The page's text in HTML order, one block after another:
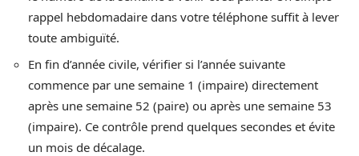
rappel hebdomadaire dans votre téléphone suffit à lever
toute ambiguïté.
En fin d’année civile, vérifier si l’année suivante
commence par une semaine 1 (impaire) directement
après une semaine 52 (paire) ou après une semaine 53
(impaire). Ce contrôle prend quelques secondes et évite
un mois de décalage.